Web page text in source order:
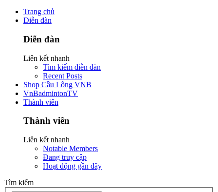
Trang chủ
Diễn đàn
Diễn đàn
Liên kết nhanh
Tìm kiếm diễn đàn
Recent Posts
Shop Cầu Lông VNB
VnBadmintonTV
Thành viên
Thành viên
Liên kết nhanh
Notable Members
Đang truy cập
Hoạt động gần đây
Tìm kiếm